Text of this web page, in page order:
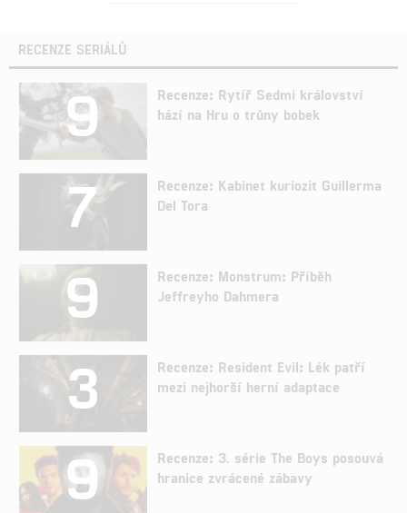
RECENZE SERIÁLŮ
9
Recenze: Rytíř Sedmi království
hází na Hru o trůny bobek
7
Recenze: Kabinet kuriozit Guillerma
Del Tora
9
Recenze: Monstrum: Příběh
Jeffreyho Dahmera
3
Recenze: Resident Evil: Lék patří
mezi nejhorší herní adaptace
9
Recenze: 3. série The Boys posouvá
hranice zvrácené zábavy